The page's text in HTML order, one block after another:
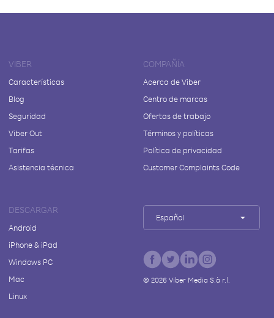
VIBER
Características
Blog
Seguridad
Viber Out
Tarifas
Asistencia técnica
COMPAÑÍA
Acerca de Viber
Centro de marcas
Ofertas de trabajo
Términos y políticas
Política de privacidad
Customer Complaints Code
DESCARGAR
Android
iPhone & iPad
Windows PC
Mac
Linux
Español
© 2026Viber Media S.à r.l.